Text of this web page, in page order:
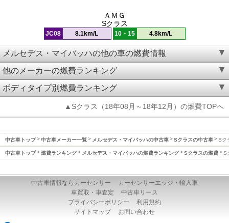
ＡＭＧ
Sクラス
JC08 8.1km/L 10・15 4.8km/L
メルセデス・マイバッハの他の車の燃費情報
他のメーカーの燃費ランキング
ボディタイプ別燃費ランキング
▲Sクラス（18年08月～18年12月）の燃費TOPへ
中古車トップ 中古車メーカー一覧 メルセデス・マイバッハの中古車 Sクラスの中古車 Sク
中古車トップ 燃費ランキング メルセデス・マイバッハの燃費ランキング Sクラスの燃費 S
中古車情報ならカーセンサー
カーセンサーエッジ・輸入車
車買取・車査定
中古車リース
プライバシーポリシー
利用規約
サイトマップ
お問い合わせ